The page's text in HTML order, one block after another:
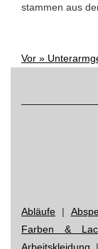
stammen aus
Post
Vor »
Abläufe |
Farben &